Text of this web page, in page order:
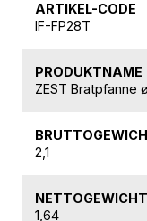
ARTIKEL-CODE
IF-FP28T
PRODUKTNAME
ZEST Bratpfanne
2,1
1,64